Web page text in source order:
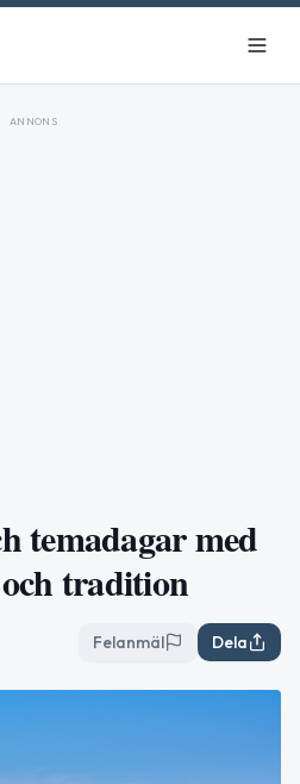
ANNONS
temadagar med
tradition
Felanmäl Dela